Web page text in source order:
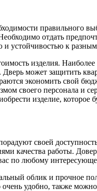
правильного
отдать
и устойчивостью к
изделия.
может защитить
экономить свой
своего персонала и
изделие, которое
своей
качества работы.
по любому
облик и прочное
удобно, также